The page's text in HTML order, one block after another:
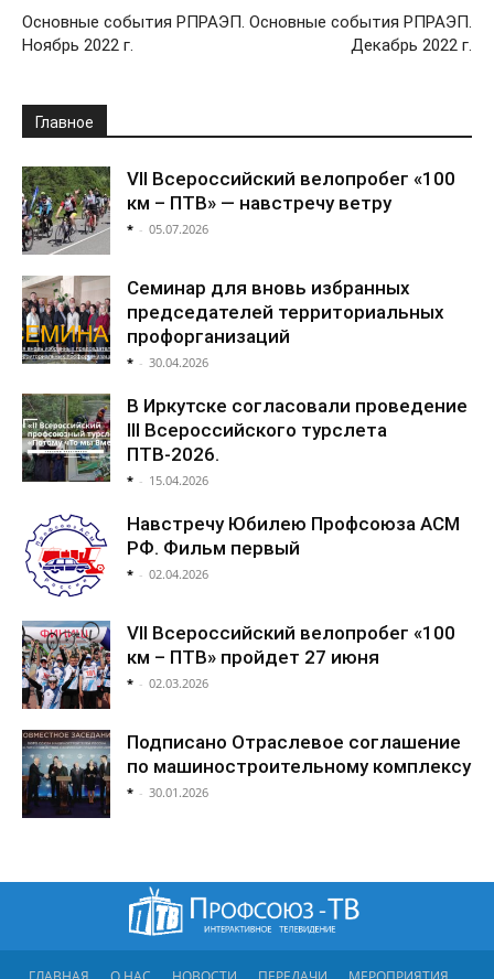
Основные события РПРАЭП.
Ноябрь 2022 г.
Основные события РПРАЭП.
Декабрь 2022 г.
Главное
VII Всероссийский велопробег «100
км – ПТВ» — навстречу ветру
* - 05.07.2026
Семинар для вновь избранных
председателей территориальных
профорганизаций
* - 30.04.2026
В Иркутске согласовали проведение
III Всероссийского турслета
ПТВ-2026.
* - 15.04.2026
Навстречу Юбилею Профсоюза АСМ
РФ. Фильм первый
* - 02.04.2026
VII Всероссийский велопробег «100
км – ПТВ» пройдет 27 июня
* - 02.03.2026
Подписано Отраслевое соглашение
по машиностроительному комплексу
* - 30.01.2026